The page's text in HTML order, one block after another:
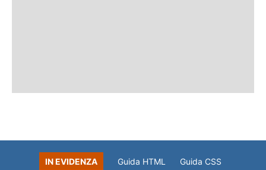
IN EVIDENZA Guida HTML
Guida CSS